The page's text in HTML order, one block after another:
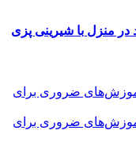
منزل با شیرینی پزی